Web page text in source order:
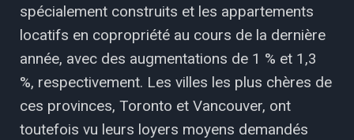
spécialement construits et les appartements
locatifs en copropriété au cours de la dernière
année, avec des augmentations de 1 % et 1,3
%, respectivement. Les villes les plus chères de
ces provinces, Toronto et Vancouver, ont
toutefois vu leurs loyers moyens demandés